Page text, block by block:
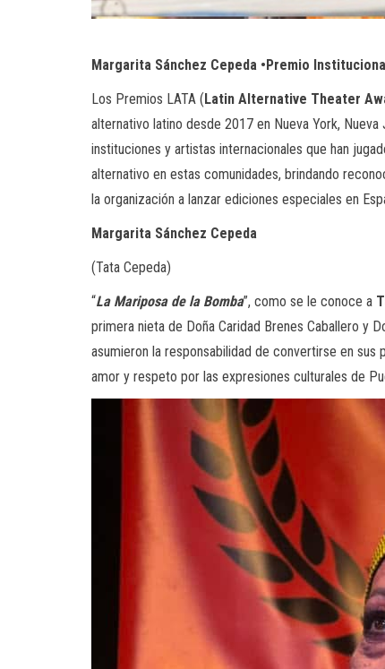
Margarita Sánchez Cepeda •Premio
Los Premios LATA (Latin Alternative Theater
alternativo latino desde 2017 en Nueva York,
instituciones y artistas internacionales que han
alternativo en estas comunidades, brindando
la organización a lanzar ediciones especiales en
Margarita Sánchez Cepeda
(Tata Cepeda)
“La Mariposa de la Bomba”, como se le conoce a
primera nieta de Doña Caridad Brenes Caballero y
asumieron la responsabilidad de convertirse en
amor y respeto por las expresiones culturales de